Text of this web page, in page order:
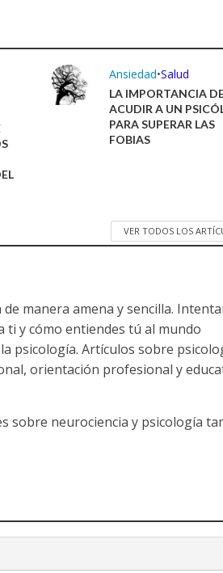
Ansiedad•Salud
LA IMPORTANCIA
ACUDIR A UN
PARA SUPERAR LAS
FOBIAS
VER TODOS LOS
manera amena y sencilla.
ti y cómo entiendes tú al mundo
psicología. Artículos sobre
orientación profesional y
sobre neurociencia y psicología